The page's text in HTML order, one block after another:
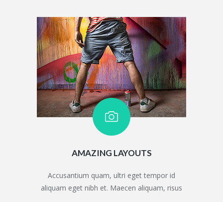
AMAZING LAYOUTS
Accusantium quam, ultri eget tempor id
aliquam eget nibh et. Maecen aliquam, risus